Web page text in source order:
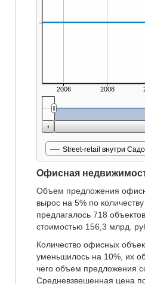
Street-retail внутри
2006 2008
Офисная
Объем предложения
вырос на 5% по
предлагалось 718
стоимостью 156,3 млрд.
Количество офисных
уменьшилось на 10%, их
чего объем предложения
Средневзвешенная цена